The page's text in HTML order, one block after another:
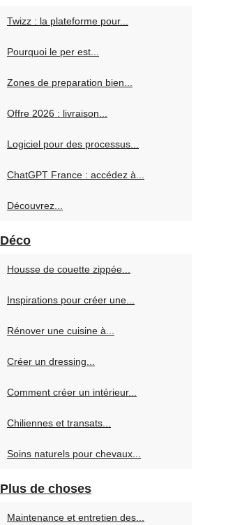
Twizz : la plateforme pour...
Pourquoi le per est...
Zones de preparation bien...
Offre 2026 : livraison...
Logiciel pour des processus...
ChatGPT France : accédez à...
Découvrez...
Déco
Housse de couette zippée...
Inspirations pour créer une...
Rénover une cuisine à...
Créer un dressing...
Comment créer un intérieur...
Chiliennes et transats...
Soins naturels pour chevaux...
Plus de choses
Maintenance et entretien des...